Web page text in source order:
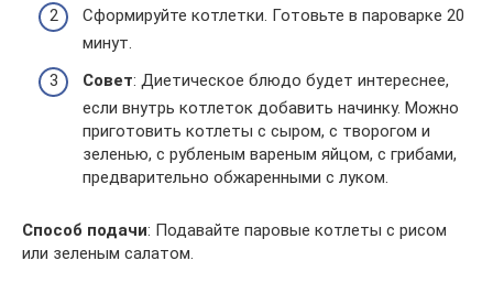
Сформируйте котлетки. Готовьте в пароварке 20
минут.
Совет: Диетическое блюдо будет интереснее,
если внутрь котлеток добавить начинку. Можно
приготовить котлеты с сыром, с творогом и
зеленью, с рубленым вареным яйцом, с грибами,
предварительно обжаренными с луком.
Способ подачи: Подавайте паровые котлеты с рисом
или зеленым салатом.